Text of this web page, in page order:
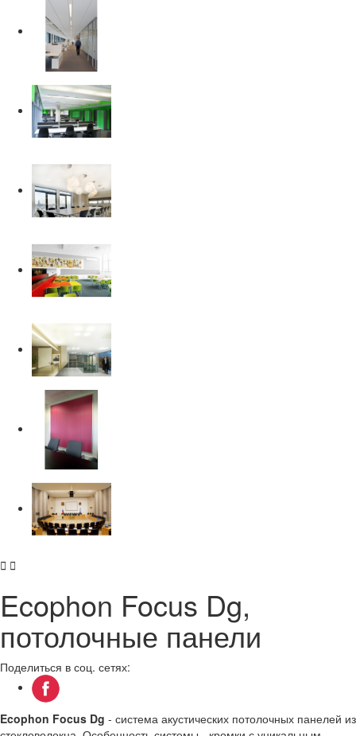
 
Ecophon Focus Dg,
потолочные панели
Поделиться в соц. сетях:
Ecophon Focus Dg - система акустических потолочных панелей из